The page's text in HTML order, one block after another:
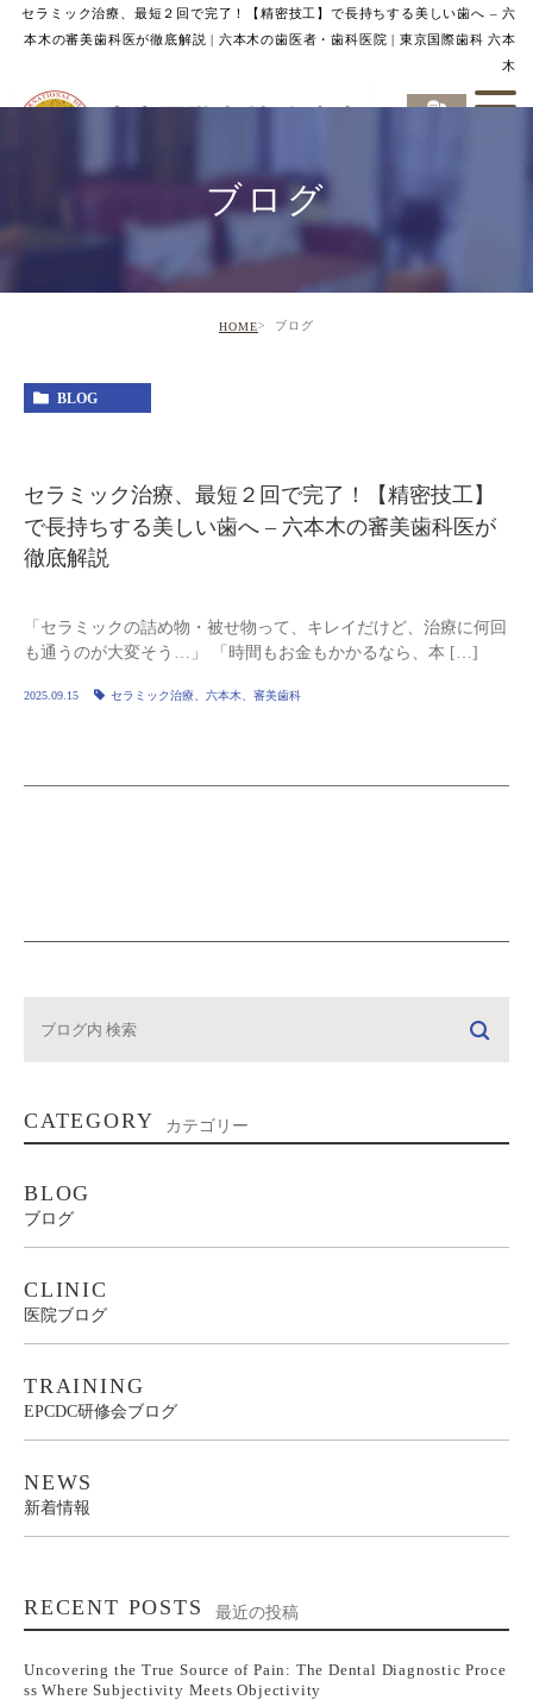
セラミック治療、最短２回で完了！【精密技工】で長持ちする美しい歯へ – 六
本木の審美歯科医が徹底解説 | 六本木の歯医者・歯科医院 | 東京国際歯科 六本
木
ブログ
HOME ブログ
BLOG
セラミック治療、最短２回で完了！【精密技工】
で長持ちする美しい歯へ – 六本木の審美歯科医が
徹底解説
「セラミックの詰め物・被せ物って、キレイだけど、治療に何回
も通うのが大変そう…」 「時間もお金もかかるなら、本 […]
2025.09.15 セラミック治療、六本木、審美歯科
CATEGORY カテゴリー
BLOG
ブログ
CLINIC
医院ブログ
TRAINING
EPCDC研修会ブログ
NEWS
新着情報
RECENT POSTS 最近の投稿
Uncovering the True Source of Pain: The Dental Diagnostic Proce
ss Where Subjectivity Meets Objectivity